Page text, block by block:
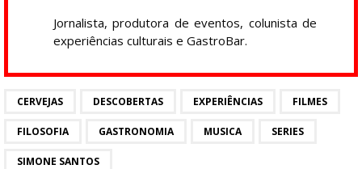
Jornalista, produtora de eventos, colunista de
experiências culturais e GastroBar.
CERVEJAS DESCOBERTAS EXPERIÊNCIAS FILMES
FILOSOFIA GASTRONOMIA MUSICA SERIES
SIMONE SANTOS